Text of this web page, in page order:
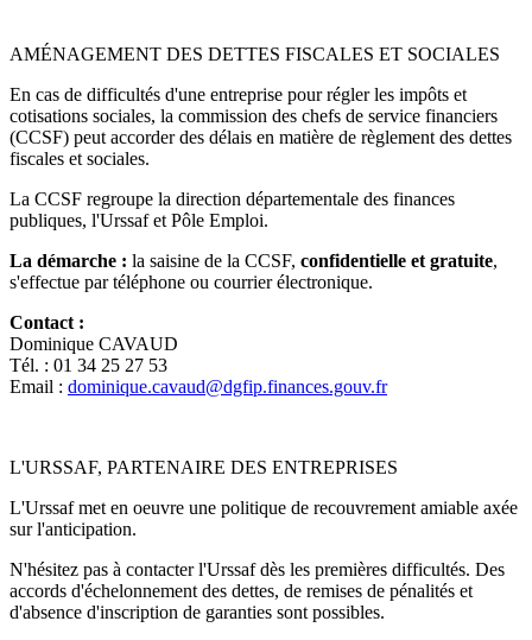
AMÉNAGEMENT DES DETTES FISCALES ET SOCIALES
En cas de difficultés d'une entreprise pour régler les impôts et
cotisations sociales, la commission des chefs de service financiers
(CCSF) peut accorder des délais en matière de règlement des dettes
fiscales et sociales.
La CCSF regroupe la direction départementale des finances
publiques, l'Urssaf et Pôle Emploi.
La démarche : la saisine de la CCSF, confidentielle et gratuite,
s'effectue par téléphone ou courrier électronique.
Contact :
Dominique CAVAUD
Tél. : 01 34 25 27 53
Email : dominique.cavaud@dgfip.finances.gouv.fr
L'URSSAF, PARTENAIRE DES ENTREPRISES
L'Urssaf met en oeuvre une politique de recouvrement amiable axée
sur l'anticipation.
N'hésitez pas à contacter l'Urssaf dès les premières difficultés. Des
accords d'échelonnement des dettes, de remises de pénalités et
d'absence d'inscription de garanties sont possibles.